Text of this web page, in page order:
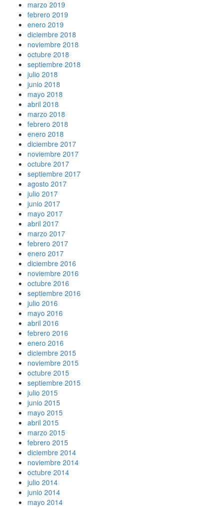
marzo 2019
febrero 2019
enero 2019
diciembre 2018
noviembre 2018
octubre 2018
septiembre 2018
julio 2018
junio 2018
mayo 2018
abril 2018
marzo 2018
febrero 2018
enero 2018
diciembre 2017
noviembre 2017
octubre 2017
septiembre 2017
agosto 2017
julio 2017
junio 2017
mayo 2017
abril 2017
marzo 2017
febrero 2017
enero 2017
diciembre 2016
noviembre 2016
octubre 2016
septiembre 2016
julio 2016
mayo 2016
abril 2016
febrero 2016
enero 2016
diciembre 2015
noviembre 2015
octubre 2015
septiembre 2015
julio 2015
junio 2015
mayo 2015
abril 2015
marzo 2015
febrero 2015
diciembre 2014
noviembre 2014
octubre 2014
julio 2014
junio 2014
mayo 2014